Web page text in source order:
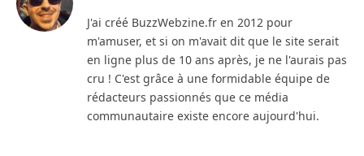
J'ai créé BuzzWebzine.fr en 2012 pour
m'amuser, et si on m'avait dit que le site serait
en ligne plus de 10 ans après, je ne l'aurais pas
cru ! C'est grâce à une formidable équipe de
rédacteurs passionnés que ce média
communautaire existe encore aujourd'hui.